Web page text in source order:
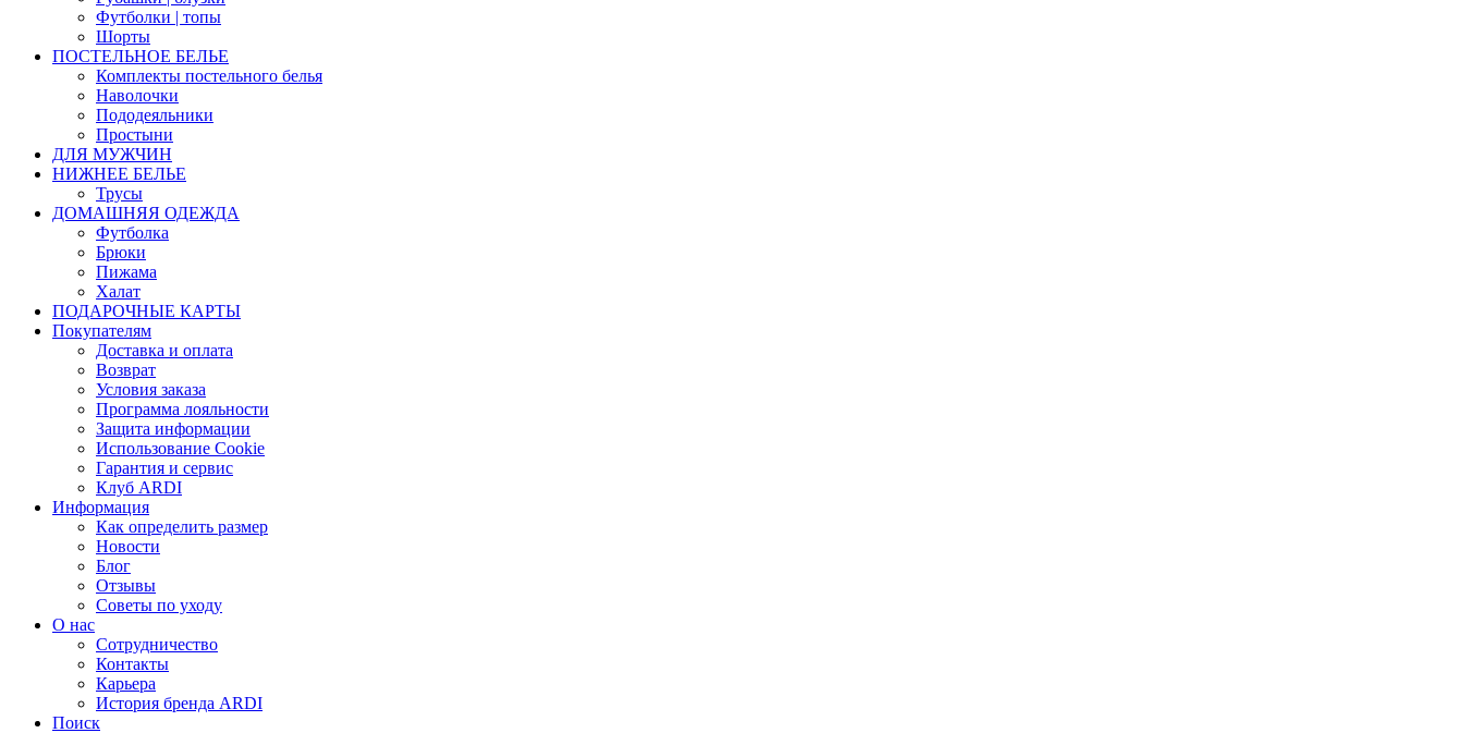
Футболки | топы
Шорты
ПОСТЕЛЬНОЕ БЕЛЬЕ
Комплекты постельного белья
Наволочки
Пододеяльники
Простыни
ДЛЯ МУЖЧИН
НИЖНЕЕ БЕЛЬЕ
Трусы
ДОМАШНЯЯ ОДЕЖДА
Футболка
Брюки
Пижама
Халат
ПОДАРОЧНЫЕ КАРТЫ
Покупателям
Доставка и оплата
Возврат
Условия заказа
Программа лояльности
Защита информации
Использование Cookie
Гарантия и сервис
Клуб ARDI
Информация
Как определить размер
Новости
Блог
Отзывы
Советы по уходу
О нас
Сотрудничество
Контакты
Карьера
История бренда ARDI
Поиск